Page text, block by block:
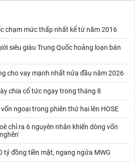
chạm mức thấp nhất kể từ năm 2016
siêu giàu Trung Quốc hoảng loạn bán
cho vay mạnh nhất nửa đầu năm 2026
chia cổ tức ngay trong tháng 8
ngoại trong phiên thứ hai lên HOSE
chỉ ra 6 nguyên nhân khiến dòng vốn
tỷ đồng tiền mặt, ngang ngửa MWG